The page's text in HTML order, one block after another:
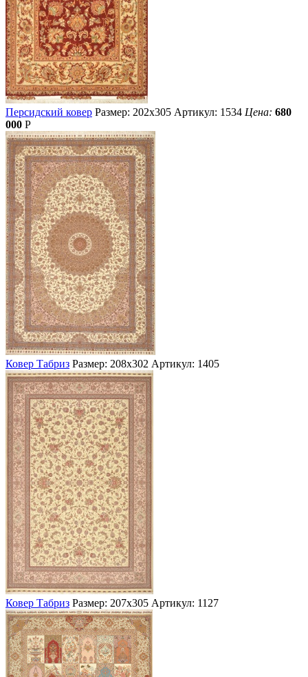
Персидский ковер Размер: 202х305 Артикул: 1534 Цена: 680
000 Р
Ковер Табриз Размер: 208х302 Артикул: 1405
Ковер Табриз Размер: 207х305 Артикул: 1127